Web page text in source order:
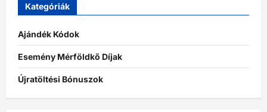
Kategóriák
Ajándék Kódok
Esemény Mérföldkő Díjak
Újratöltési Bónuszok